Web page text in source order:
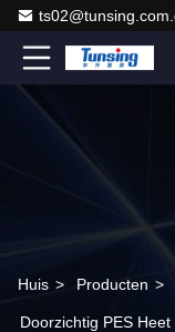
Huis > Producten >
Doorzichtig PES